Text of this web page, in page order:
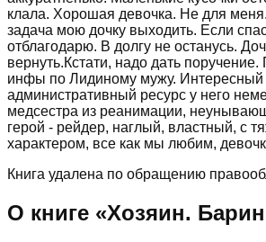
клала. Хорошая девочка. Не для
задача мою дочку выходить. Если
отблагодарю. В долгу не останусь.
вернуть.Кстати, надо дать поручение.
инфы по Лидиному мужу. Интересный
административный ресурс у него
медсестра из реанимации,
герой - рейдер, наглый, властный, с
характером, все как мы любим,
Книга удалена по обращению
О книге «Хозяин. Барин